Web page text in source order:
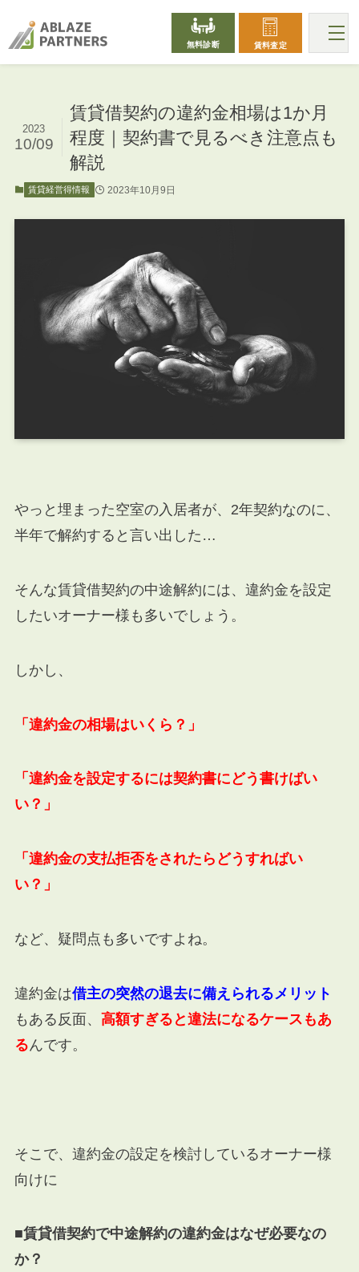
無料診断 賃料査定
賃貸借契約の違約金相場は1か月
程度｜契約書で見るべき注意点も
解説
2023
10/09
賃貸経営得情報 2023年10月9日
やっと埋まった空室の入居者が、2年契約なのに、
半年で解約すると言い出した…
そんな賃貸借契約の中途解約には、違約金を設定
したいオーナー様も多いでしょう。
しかし、
「違約金の相場はいくら？」
「違約金を設定するには契約書にどう書けばい
い？」
「違約金の支払拒否をされたらどうすればい
い？」
など、疑問点も多いですよね。
違約金は借主の突然の退去に備えられるメリット
もある反面、 高額すぎると違法になるケースもあ
るんです。
そこで、違約金の設定を検討しているオーナー様
向けに
■賃貸借契約で中途解約の違約金はなぜ必要なの
か？